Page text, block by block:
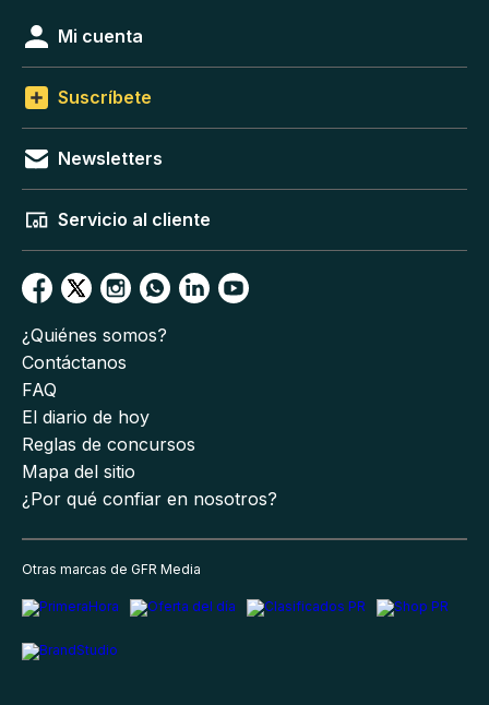
Mi cuenta
Suscríbete
Newsletters
Servicio al cliente
¿Quiénes somos?
Contáctanos
FAQ
El diario de hoy
Reglas de concursos
Mapa del sitio
¿Por qué confiar en nosotros?
Otras marcas de GFR Media